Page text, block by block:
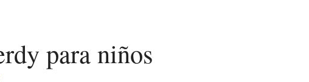
para niños